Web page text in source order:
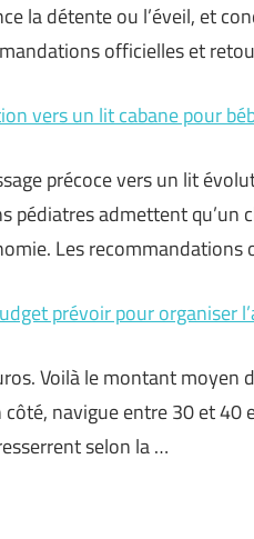
la détente ou l’éveil, et
officielles et
vers un lit cabane pour
précoce vers un lit
pédiatres admettent qu’un
Les
prévoir pour organiser
Voilà le montant moyen
côté, navigue entre 30 et 40
selon la …